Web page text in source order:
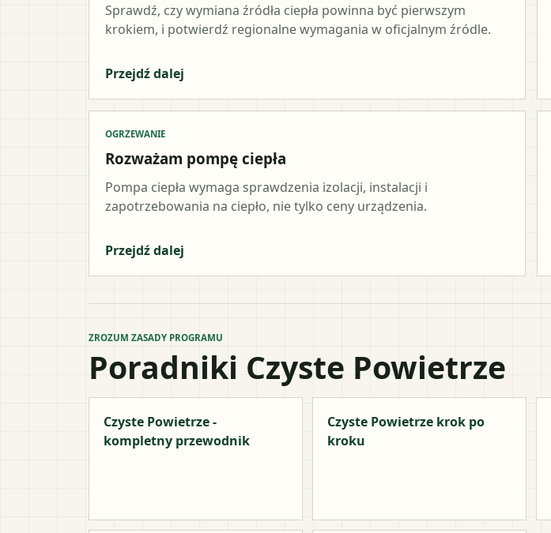
Sprawdź, czy wymiana źródła ciepła powinna być pierwszym
krokiem, i potwierdź regionalne wymagania w oficjalnym źródle.
Przejdź dalej
OGRZEWANIE
Rozważam pompę ciepła
Pompa ciepła wymaga sprawdzenia izolacji, instalacji i
zapotrzebowania na ciepło, nie tylko ceny urządzenia.
Przejdź dalej
ZROZUM ZASADY PROGRAMU
Poradniki Czyste Powietrze
Czyste Powietrze -
kompletny przewodnik
Czyste Powietrze krok po
kroku